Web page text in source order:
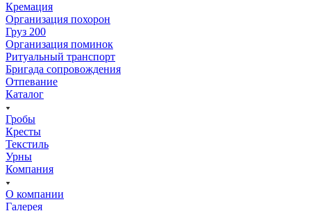
Кремация
Организация похорон
Груз 200
Организация поминок
Ритуальный транспорт
Бригада сопровождения
Отпевание
Каталог
Гробы
Кресты
Текстиль
Урны
Компания
О компании
Галерея